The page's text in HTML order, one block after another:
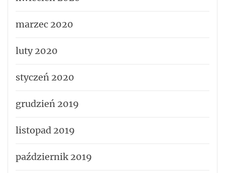
marzec 2020
luty 2020
styczeń 2020
grudzień 2019
listopad 2019
październik 2019